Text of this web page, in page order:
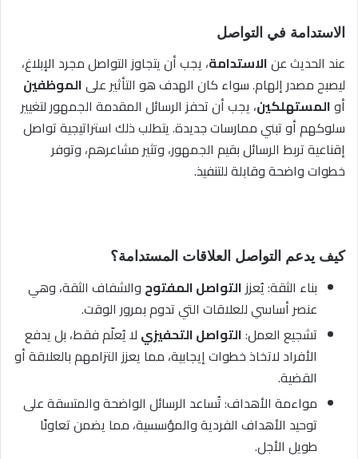
الاستدامة في التواصل
عند الحديث عنالاستدامة، يجب أن يتجاوز التواصل مجرد الإبلاغ،
ليصبح مصدر إلهام. سواء كان الهدف هو التأثير علىالموظفين
أوالمستهلكين، يجب أن تحفز الرسائل المقدمة الجمهور لتغيير
سلوكهم أو تبني ممارسات جديدة. يتطلب ذلك استراتيجية تواصل
إقناعية تربط الرسائل بقيم الجمهور، وتثير مشاعرهم، وتوفر
خطوات واضحة وقابلة للتنفيذ.
كيف يدعم التواصل العلاقات المستدامة؟
بناء الثقة: يُعزز التواصل المفتوح والشفاف الثقة، وهي
عنصر أساسي للعلاقات التي تدوم بمرور الوقت.
تشجيع العمل:التواصل التحفيزي لا يُعلّم فقط، بل يدفع
الأفراد لاتخاذ خطوات إيجابية، مما يعزز التزامهم بالعلاقة أو
القضية.
مواءمة الأهداف: تُساعد الرسائل الواضحة والمتسقة على
توحيد الأهداف الفردية والمؤسسية، مما يضمن تعاونًا
طويل الأجل.